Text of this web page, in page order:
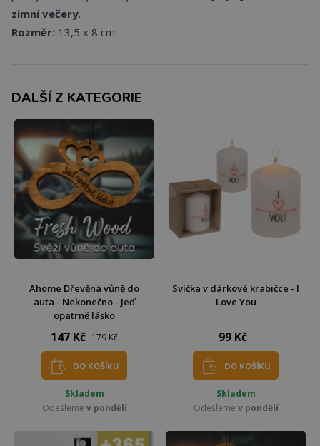
zimní večery.
Rozměr: 13,5 x 8 cm
DALŠÍ Z KATEGORIE
Ahome Dřevěná vůně do
auta - Nekonečno - Jeď
opatrně lásko
147 Kč 179 Kč
DO KOŠÍKU
Skladem
Odešleme v pondělí
Svíčka v dárkové krabičce - I
Love You
99 Kč
DO KOŠÍKU
Skladem
Odešleme v pondělí